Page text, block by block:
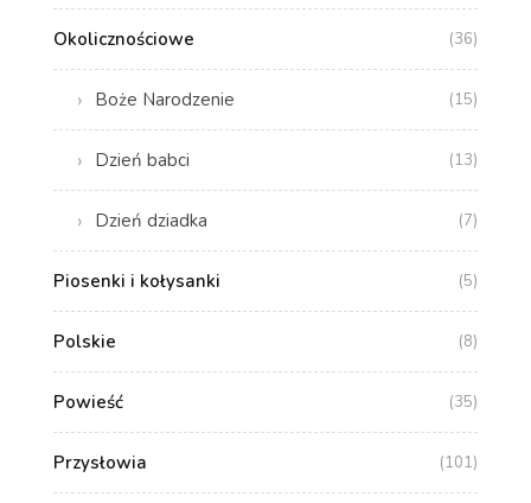
Okolicznościowe (36)
Boże Narodzenie (15)
Dzień babci (13)
Dzień dziadka (7)
Piosenki i kołysanki (5)
Polskie (8)
Powieść (35)
Przysłowia (101)